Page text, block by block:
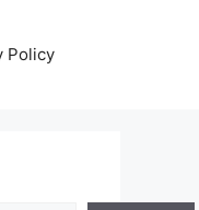
Policy